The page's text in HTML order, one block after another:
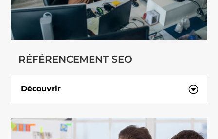
RÉFÉRENCEMENT SEO
Découvrir